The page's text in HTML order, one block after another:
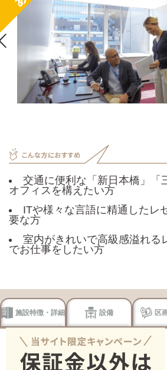
交通に便利な「新日本橋」「
オフィスを構えたい方
ITや様々な言語に精通したレ
要な方
室内がきれいで高級感溢れる
でお仕事をしたい方
施設特徴・詳細 設備 区